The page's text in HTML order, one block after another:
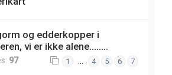
og edderkopper i
vi er ikke alene........
97 1 … 4 5 6 7